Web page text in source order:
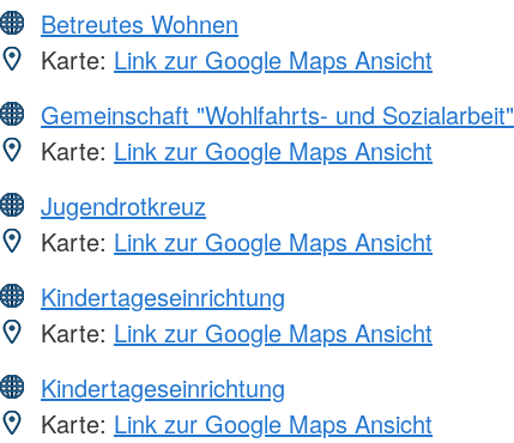
Betreutes Wohnen
Karte: Link zur Google Maps Ansicht
Gemeinschaft "Wohlfahrts- und Sozialarbeit"
Karte: Link zur Google Maps Ansicht
Jugendrotkreuz
Karte: Link zur Google Maps Ansicht
Kindertageseinrichtung
Karte: Link zur Google Maps Ansicht
Kindertageseinrichtung
Karte: Link zur Google Maps Ansicht